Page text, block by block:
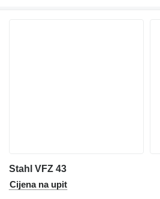
Stahl VFZ 43
Cijena na upit